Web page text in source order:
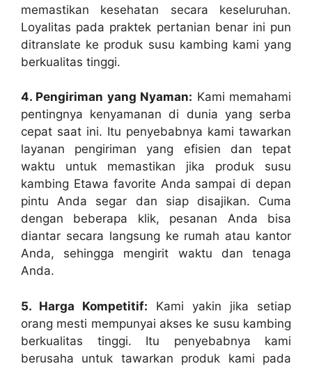
memastikan kesehatan secara keseluruhan.
Loyalitas pada praktek pertanian benar ini pun
ditranslate ke produk susu kambing kami yang
berkualitas tinggi.
4. Pengiriman yang Nyaman: Kami memahami
pentingnya kenyamanan di dunia yang serba
cepat saat ini. Itu penyebabnya kami tawarkan
layanan pengiriman yang efisien dan tepat
waktu untuk memastikan jika produk susu
kambing Etawa favorite Anda sampai di depan
pintu Anda segar dan siap disajikan. Cuma
dengan beberapa klik, pesanan Anda bisa
diantar secara langsung ke rumah atau kantor
Anda, sehingga mengirit waktu dan tenaga
Anda.
5. Harga Kompetitif: Kami yakin jika setiap
orang mesti mempunyai akses ke susu kambing
berkualitas tinggi. Itu penyebabnya kami
berusaha untuk tawarkan produk kami pada